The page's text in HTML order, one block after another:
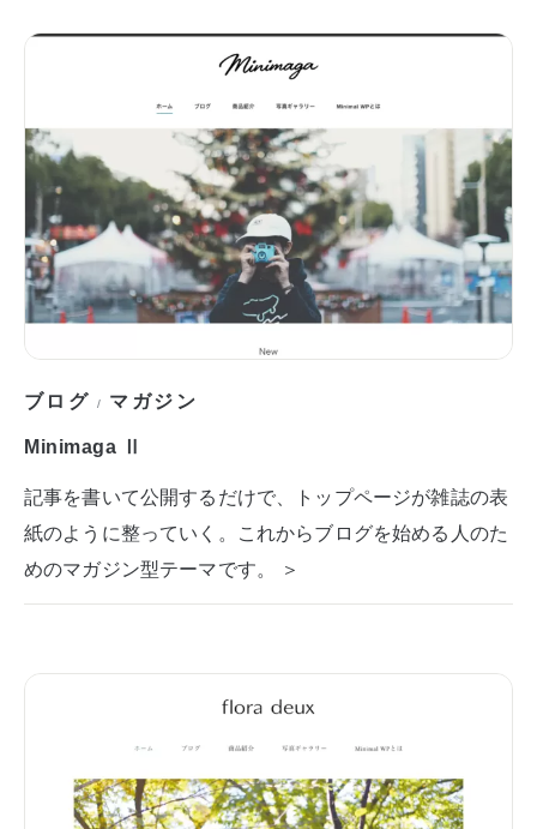
ブログ / マガジン
Minimaga Ⅱ
記事を書いて公開するだけで、トップページが雑誌の表
紙のように整っていく。これからブログを始める人のた
めのマガジン型テーマです。 ＞